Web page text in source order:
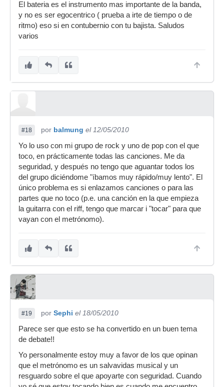
El bateria es el instrumento mas importante de la banda,
y no es ser egocentrico ( prueba a irte de tiempo o de
ritmo) eso si en contubernio con tu bajista. Saludos
varios
#18 por balmung el 12/05/2010
Yo lo uso con mi grupo de rock y uno de pop con el que
toco, en prácticamente todas las canciones. Me da
seguridad, y después no tengo que aguantar todos los
del grupo diciéndome "íbamos muy rápido/muy lento". El
único problema es si enlazamos canciones o para las
partes que no toco (p.e. una canción en la que empieza
la guitarra con el riff, tengo que marcar i "tocar" para que
vayan con el metrónomo).
#19 por Sephi el 18/05/2010
Parece ser que esto se ha convertido en un buen tema
de debate!!
Yo personalmente estoy muy a favor de los que opinan
que el metrónomo es un salvavidas musical y un
resguardo sobre el que apoyarte con seguridad. Cuando